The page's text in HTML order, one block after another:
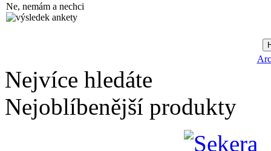
Ne, nemám a nechci
Nejvíce hledáte
Nejoblíbenější produkty